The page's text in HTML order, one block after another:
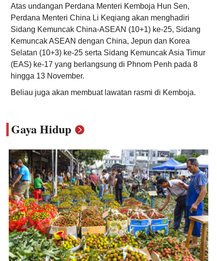
Atas undangan Perdana Menteri Kemboja Hun Sen,
Perdana Menteri China Li Keqiang akan menghadiri
Sidang Kemuncak China-ASEAN (10+1) ke-25, Sidang
Kemuncak ASEAN dengan China, Jepun dan Korea
Selatan (10+3) ke-25 serta Sidang Kemuncak Asia Timur
(EAS) ke-17 yang berlangsung di Phnom Penh pada 8
hingga 13 November.
Beliau juga akan membuat lawatan rasmi di Kemboja.
Gaya Hidup